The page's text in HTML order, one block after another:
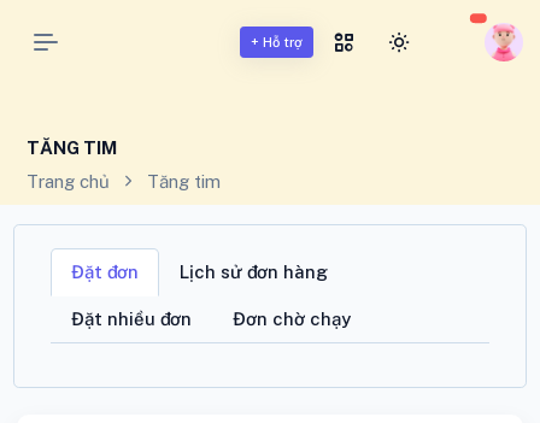
+ Hỗ trợ
TĂNG TIM
Trang chủ
Tăng tim
Đặt đơn Lịch sử đơn hàng
Đặt nhiều đơn Đơn chờ chạy